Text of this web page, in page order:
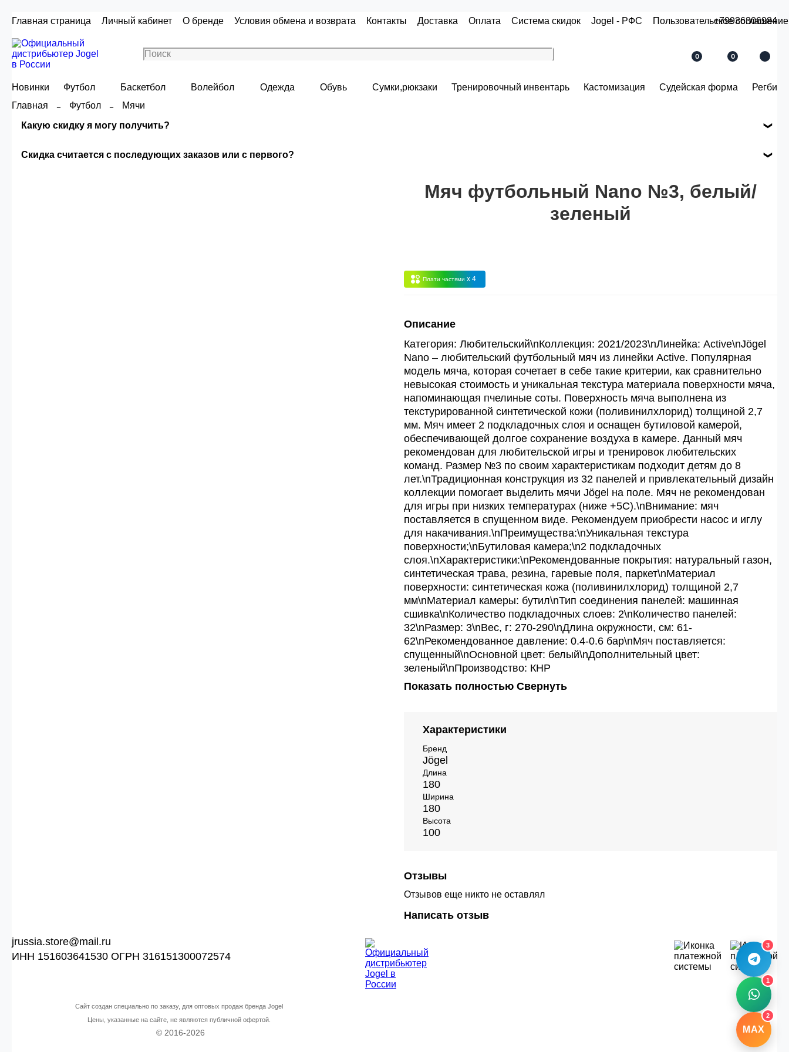
Главная страница Личный кабинет О бренде Условия обмена и возврата Контакты Доставка Оплата Система скидок Jogel - РФС Пользовательское соглашение
+79936306984
0 0
Новинки Футбол Баскетбол Волейбол Одежда Обувь Сумки,рюкзаки Тренировочный инвентарь Кастомизация Судейская форма
Регби
Главная
Футбол
Мячи
Какую скидку я могу получить?
Сумма скидки зависит от стоимости вашего заказа, общая сумма заказа считается по розничной цене
- сумма всех заказов за 6 месяцев 200.000 рублей.
сумма всех заказов за 6 месяцев - 400.000 рублей.
Скидка считается с последующих заказов или с первого?
Мяч футбольный Nano №3, белый/
зеленый
Плати частями x 4
Описание
Категория: Любительский\nКоллекция: 2021/2023\nЛинейка: Active\nJögel
Nano – любительский футбольный мяч из линейки Active. Популярная
модель мяча, которая сочетает в себе такие критерии, как сравнительно
невысокая стоимость и уникальная текстура материала поверхности мяча,
напоминающая пчелиные соты. Поверхность мяча выполнена из
текстурированной синтетической кожи (поливинилхлорид) толщиной 2,7
мм. Мяч имеет 2 подкладочных слоя и оснащен бутиловой камерой,
обеспечивающей долгое сохранение воздуха в камере. Данный мяч
рекомендован для любительской игры и тренировок любительских
команд. Размер №3 по своим характеристикам подходит детям до 8
лет.\nТрадиционная конструкция из 32 панелей и привлекательный дизайн
коллекции помогает выделить мячи Jögel на поле. Мяч не рекомендован
для игры при низких температурах (ниже +5С).\nВнимание: мяч
поставляется в спущенном виде. Рекомендуем приобрести насос и иглу
для накачивания.\nПреимущества:\nУникальная текстура
поверхности;\nБутиловая камера;\n2 подкладочных
слоя.\nХарактеристики:\nРекомендованные покрытия: натуральный газон,
синтетическая трава, резина, гаревые поля, паркет\nМатериал
поверхности: синтетическая кожа (поливинилхлорид) толщиной 2,7
мм\nМатериал камеры: бутил\nТип соединения панелей: машинная
сшивка\nКоличество подкладочных слоев: 2\nКоличество панелей:
32\nРазмер: 3\nВес, г: 270-290\nДлина окружности, см: 61-
62\nРекомендованное давление: 0.4-0.6 бар\nМяч поставляется:
спущенный\nОсновной цвет: белый\nДополнительный цвет:
зеленый\nПроизводство: КНР
Показать полностью Свернуть
Характеристики
Бренд
Jögel
Длина
180
Ширина
180
Высота
100
Отзывы
Отзывов еще никто не оставлял
Написать отзыв
jrussia.store@mail.ru
ИНН 151603641530 ОГРН 316151300072574
Сайт создан специально по заказу, для оптовых продаж бренда Jogel
Цены, указанные на сайте, не являются публичной офертой.
© 2016-2026
3
1
MAX
2